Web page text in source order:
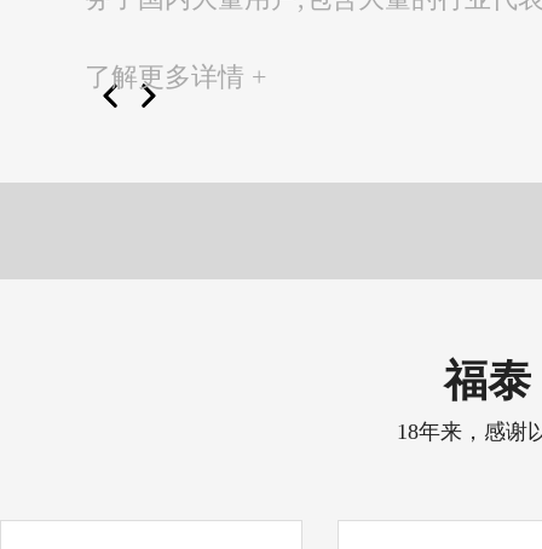
了解更多详情 +
福泰
18年来，感谢